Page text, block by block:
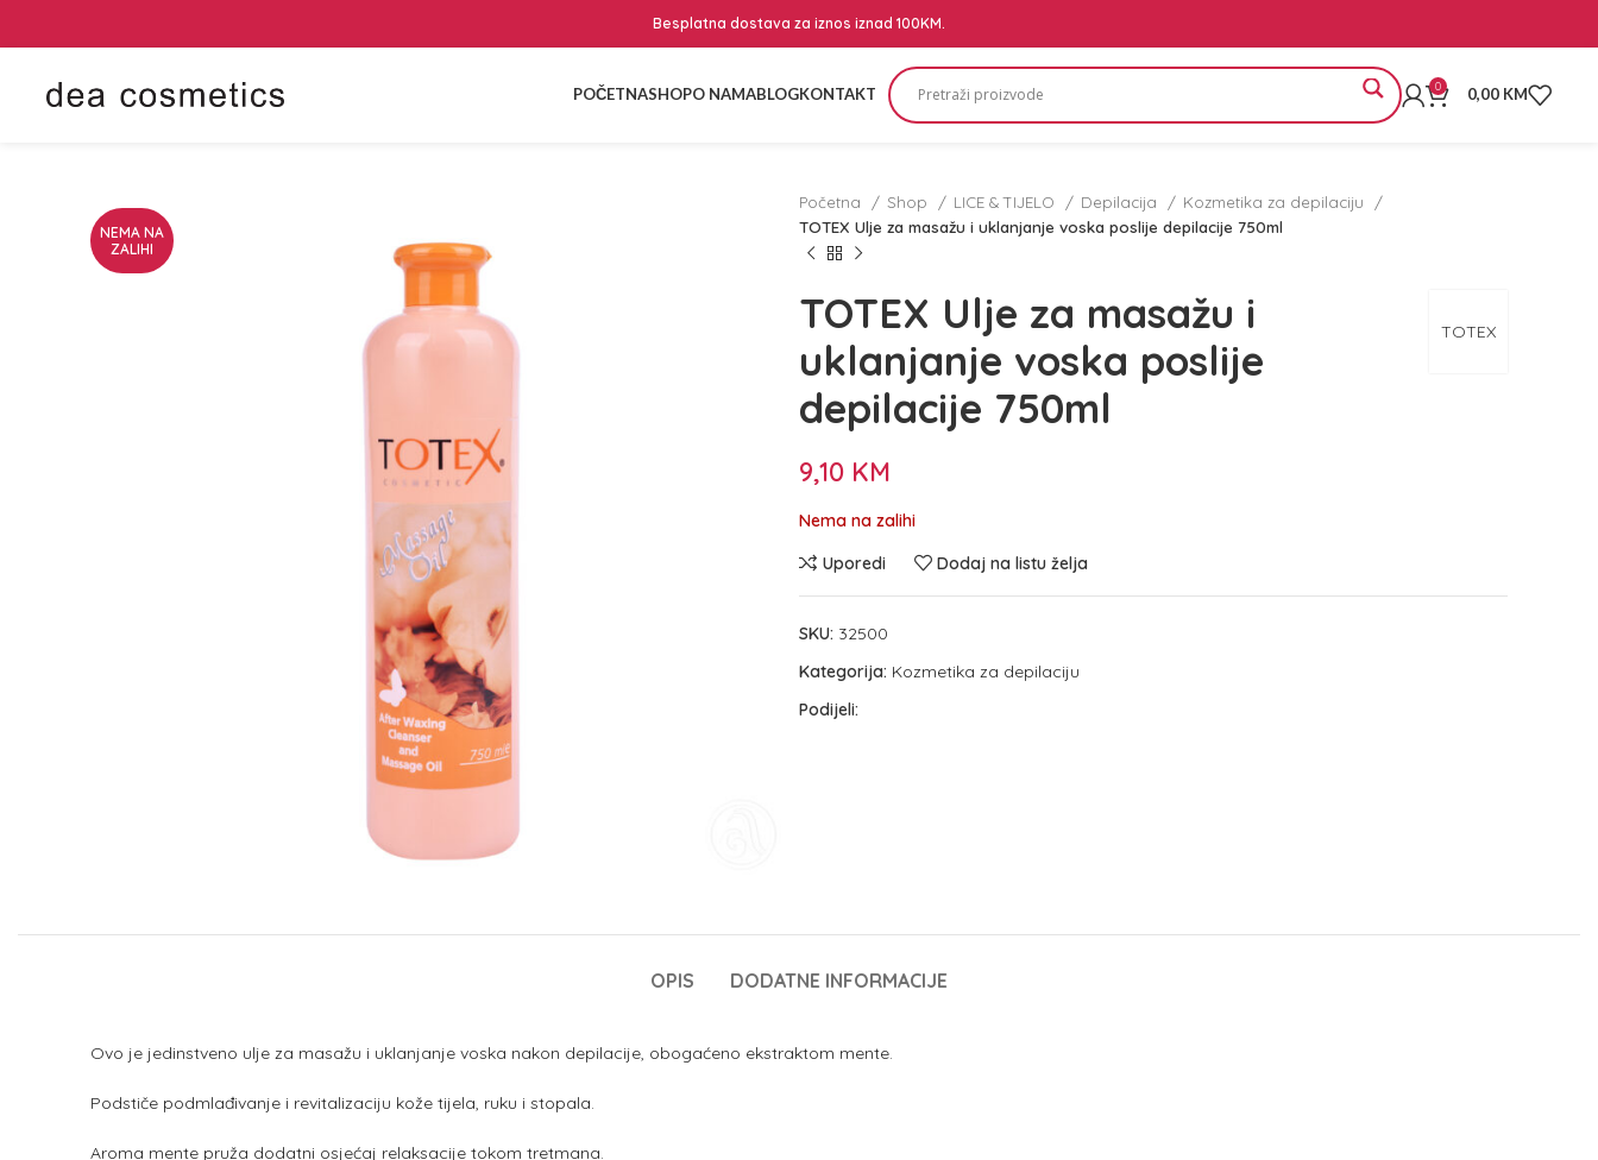
Besplatna dostava za iznos iznad 100KM.
POČETNASHOPO NAMABLOGKONTAKT 0 0,00 KM
NEMA NA
ZALIHI
Početna Shop LICE & TIJELO Depilacija
Kozmetika za depilaciju
TOTEX Ulje za masažu i uklanjanje voska poslije depilacije 750ml
TOTEX
TOTEX Ulje za masažu i
uklanjanje voska poslije
depilacije 750ml
9,10 KM
Nema na zalihi
Uporedi
Dodaj na listu želja
SKU: 32500
Kategorija: Kozmetika za depilaciju
Podijeli:
OPIS DODATNE INFORMACIJE
Ovo je jedinstveno ulje za masažu i uklanjanje voska nakon depilacije, obogaćeno ekstraktom mente.
Podstiče podmlađivanje i revitalizaciju kože tijela, ruku i stopala.
Aroma mente pruža dodatni osjećaj relaksacije tokom tretmana.